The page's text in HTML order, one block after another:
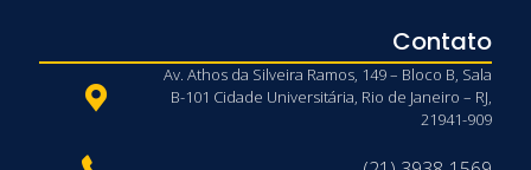
Contato
Av. Athos da Silveira Ramos, 149 – Bloco B, Sala
B-101 Cidade Universitária, Rio de Janeiro – RJ,
21941-909